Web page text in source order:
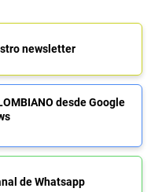
newsletter
desde Google
de Whatsapp